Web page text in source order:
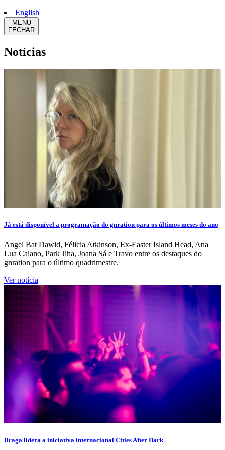
English
MENU
FECHAR
Notícias
Já está disponível a programação do gnration para os últimos meses do ano
Angel Bat Dawid, Félicia Atkinson, Ex-Easter Island Head, Ana
Lua Caiano, Park Jiha, Joana Sá e Travo entre os destaques do
gnration para o último quadrimestre.
Ver notícia
Braga lidera a iniciativa internacional Cities After Dark